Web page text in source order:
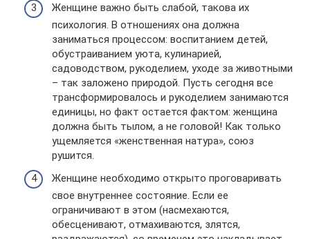
Женщине важно быть слабой, такова их
психология. В отношениях она должна
заниматься процессом: воспитанием детей,
обустраиванием уюта, кулинарией,
садоводством, рукоделием, уходе за животными
– так заложено природой. Пусть сегодня все
трансформировалось и рукоделием занимаются
единицы, но факт остается фактом: женщина
должна быть тылом, а не головой! Как только
ущемляется «женственная натура», союз
рушится.
Женщине необходимо открыто проговаривать
свое внутреннее состояние. Если ее
ограничивают в этом (насмехаются,
обесценивают, отмахиваются, злятся,